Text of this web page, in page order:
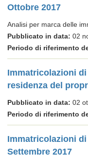
Ottobre 2017
Analisi per marca delle
Pubblicato in data: 02
Periodo di riferimento
Immatricolazioni
residenza del
Pubblicato in data: 02
Periodo di riferimento
Immatricolazioni
Settembre 2017